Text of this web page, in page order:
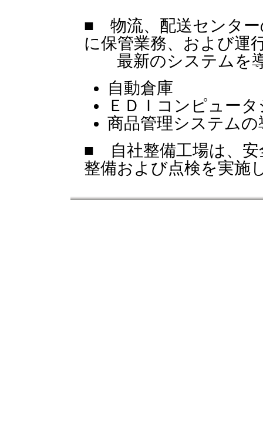
■ 物流、配送センター
に保管業務、および運
最新のシステムを
自動倉庫
ＥＤＩコンピュー
商品管理システムの
■ 自社整備工場は、安
整備および点検を実施